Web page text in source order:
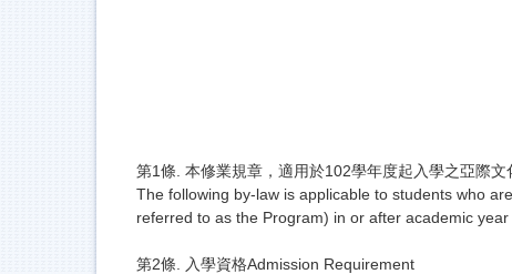
第1條. 本修業規章，適用於102學年度起入學之亞際
The following by-law is applicable to students who
referred to as the Program) in or after academic year
第2條. 入學資格Admission Requirement